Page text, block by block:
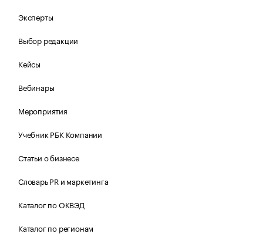
Эксперты
Выбор редакции
Кейсы
Вебинары
Мероприятия
Учебник РБК Компании
Статьи о бизнесе
Словарь PR и маркетинга
Каталог по ОКВЭД
Каталог по регионам